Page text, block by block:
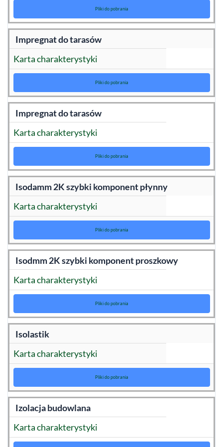
Pliki do pobrania
Impregnat do tarasów
Karta charakterystyki
Pliki do pobrania
Impregnat do tarasów
Karta charakterystyki
Pliki do pobrania
Isodamm 2K szybki komponent płynny
Karta charakterystyki
Pliki do pobrania
Isodmm 2K szybki komponent proszkowy
Karta charakterystyki
Pliki do pobrania
Isolastik
Karta charakterystyki
Pliki do pobrania
Izolacja budowlana
Karta charakterystyki